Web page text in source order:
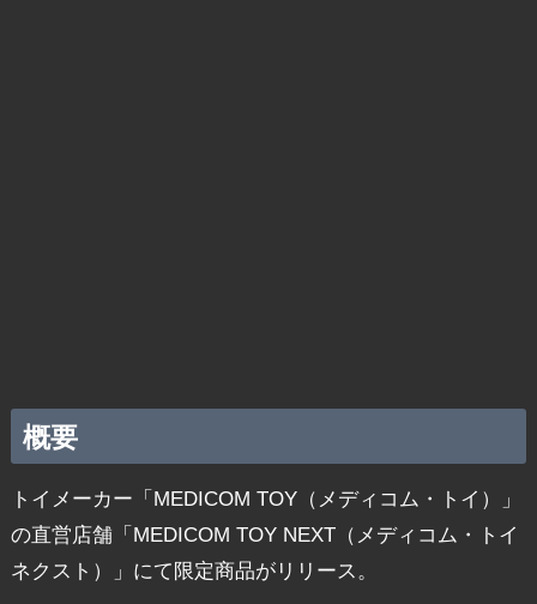
概要
トイメーカー「MEDICOM TOY（メディコム・トイ）」
の直営店舗「MEDICOM TOY NEXT（メディコム・トイ
ネクスト）」にて限定商品がリリース。